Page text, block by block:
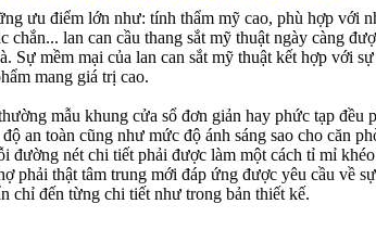
ưu điểm lớn như: tính thẩm mỹ cao, phù hợp với
chắn... lan can cầu thang sắt mỹ thuật ngày càng
Sự mềm mại của lan can sắt mỹ thuật kết hợp với
mang giá trị cao.
mẫu khung cửa sổ đơn giản hay phức tạp đều
an toàn cũng như mức độ ánh sáng sao cho căn
đường nét chi tiết phải được làm một cách tỉ mỉ
phải thật tâm trung mới đáp ứng được yêu cầu về
chỉ đến từng chi tiết như trong bản thiết kế.